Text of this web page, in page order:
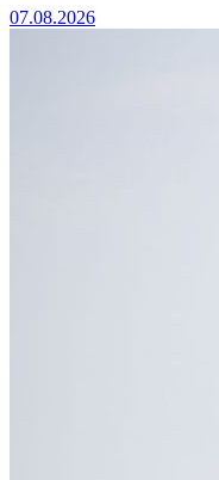
07.08.2026